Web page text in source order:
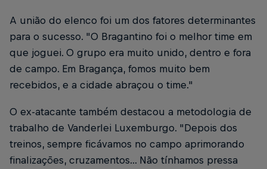
A união do elenco foi um dos fatores determinantes
para o sucesso. "O Bragantino foi o melhor time em
que joguei. O grupo era muito unido, dentro e fora
de campo. Em Bragança, fomos muito bem
recebidos, e a cidade abraçou o time."
O ex-atacante também destacou a metodologia de
trabalho de Vanderlei Luxemburgo. "Depois dos
treinos, sempre ficávamos no campo aprimorando
finalizações, cruzamentos... Não tínhamos pressa